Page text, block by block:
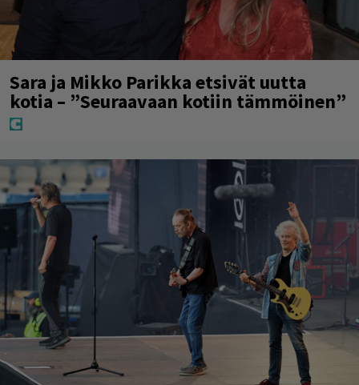
Sara ja Mikko Parikka etsivät uutta
kotia – ”Seuraavaan kotiin tämmöinen”